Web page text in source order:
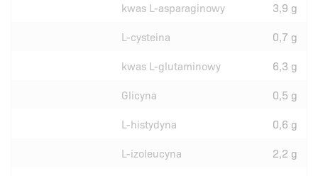
kwas L-asparaginowy
3,9 g
L-cysteina
0,7 g
kwas L-glutaminowy
6,3 g
Glicyna
0,5 g
L-histydyna
0,6 g
L-izoleucyna
2,2 g